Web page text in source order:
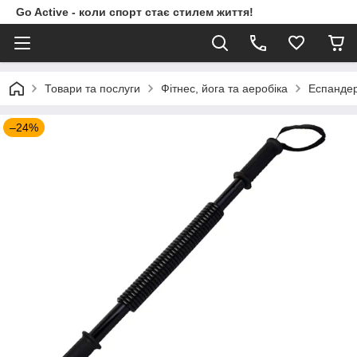
Go Active - коли спорт стає стилем життя!
Товари та послуги Фітнес, йога та аеробіка
–24%